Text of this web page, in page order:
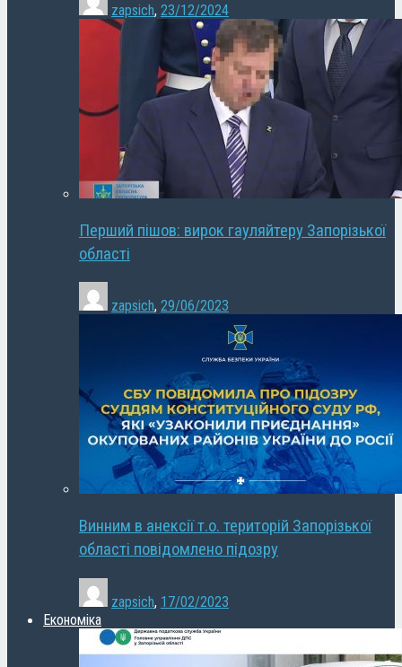
zapsich, 23/12/2024
Перший пішов: вирок гауляйтеру Запорізької
області
zapsich, 29/06/2023
Винним в анексії т.о. територій Запорізької
області повідомлено підозру
zapsich, 17/02/2023
Економіка